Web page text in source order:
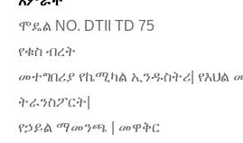
ሞዴል NO. DTII TD 75
የቁስ ብረት
መተግበሪያ የኬሚካል ኢንዱስትሪ| የእህል
ትራንስፖርት|
የኃይል ማመንጫ | መዋቅር